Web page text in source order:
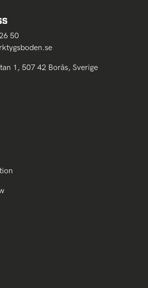
50
1, 507 42 Borås, Sverige